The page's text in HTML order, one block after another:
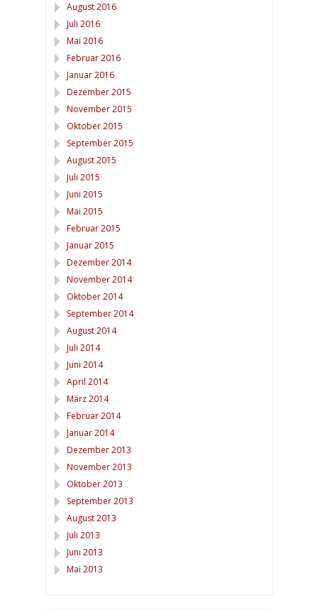
August 2016
Juli 2016
Mai 2016
Februar 2016
Januar 2016
Dezember 2015
November 2015
Oktober 2015
September 2015
August 2015
Juli 2015
Juni 2015
Mai 2015
Februar 2015
Januar 2015
Dezember 2014
November 2014
Oktober 2014
September 2014
August 2014
Juli 2014
Juni 2014
April 2014
März 2014
Februar 2014
Januar 2014
Dezember 2013
November 2013
Oktober 2013
September 2013
August 2013
Juli 2013
Juni 2013
Mai 2013